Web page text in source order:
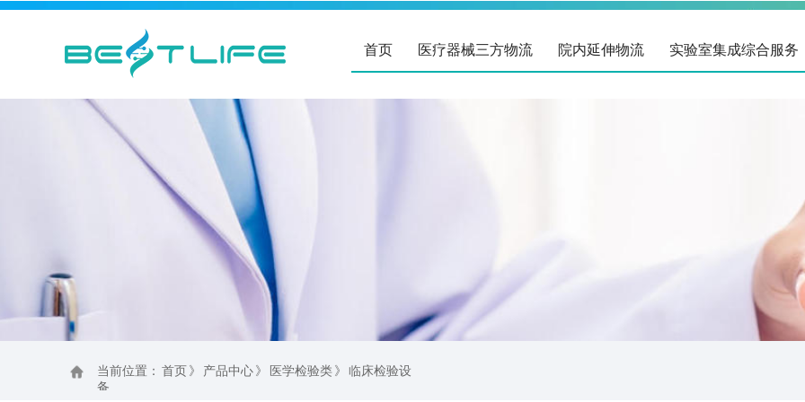
首页 医疗器械三方物流 院内延伸物流 实验室集成综合服务
当前位置： 首页 》 产品中心 》 医学检验类 》
临床检验设
备